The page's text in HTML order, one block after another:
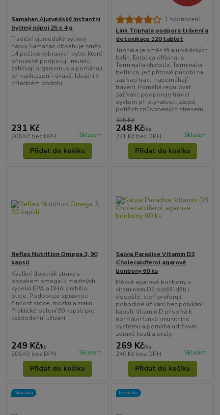
Samahan Ajurvédský instantní
bylinný nápoj 25 x 4 g
Tradiční ajurvédský bylinný
nápoj Samahan obsahuje směs
14 pečlivě vybraných bylin, které
přirozeně podporují imunitu,
zahřívají organismus a pomáhají
při nachlazení i únavě. Ideální v
chladném období.
231 Kč
206 Kč bez DPH Skladem
Přidat do košíku
1 hodnocení
Link Triphala podpora trávení a
detoxikace 120 tablet
Triphala je směs tří ajurvédských
bylin, Emblica officinalis,
Terminalia chebula, Terminalia
bellirica, jež příznivě působí na
zažívací trakt, napomáhají
trávení. Pomáhá regulovat
zažívání, podporuje trávicí
systém při plynatosti, zácpě,
potížích způsobených stresem.
335 Kč
248 Kč/ks
221 Kč bez DPH Skladem
Přidat do košíku
Reflex Nutrition Omega 3, 90
kapslí
Kvalitní doplněk stravy s
obsahem omega-3 mastných
kyselin EPA a DHA z rybího
oleje. Podporuje správnou
činnost srdce, mozku a zraku.
Praktické balení 90 kapslí pro
každodenní užívání.
249 Kč/ks
206 Kč bez DPH Skladem
Přidat do košíku
Salvia Paradise Vitamin D3
Cholecalciferol agarové
bonbony 60 ks
Měkké agarové bonbony s
vitaminem D3 potěší děti i
dospělé, kteří preferují
pohodlné užívání bez polykání
kapslí. Vitamin D přispívá k
normální funkci imunitního
systému a pomáhá udržovat
zdravé kosti a svaly.
269 Kč/ks
240 Kč bez DPH Skladem
Přidat do košíku
Novinka Novinka